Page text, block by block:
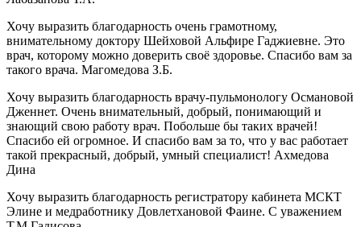
Хочу выразить благодарность очень грамотному,
внимательному доктору Шейховой Альфире Гаджиевне. Это
врач, которому можно доверить своё здоровье. Спасибо вам за
такого врача. Магомедова З.Б.
Хочу выразить благодарность врачу-пульмонологу Османовой
Дженнет. Очень внимательный, добрый, понимающий и
знающий свою работу врач. Побольше бы таких врачей!
Спасибо ей огромное. И спасибо вам за то, что у вас работает
такой прекрасный, добрый, умный специалист! Ахмедова
Дина
Хочу выразить благодарность регистратору кабинета МСКТ
Элине и медработнику Довлетхановой Фаине. С уважением